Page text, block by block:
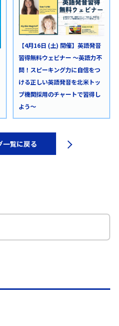
【4月16日 (土) 開催】英語発音
習得無料ウェビナー ～英語力不
問！スピーキング力に自信をつ
ける正しい英語発音を北米トッ
プ機関採用のチャートで習得し
よう～
一覧に戻る